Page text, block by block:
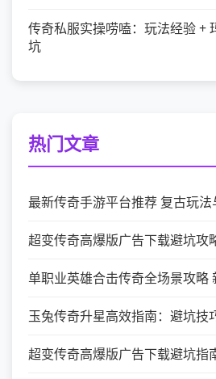
传奇私服实操唠嗑：玩法经验 +
坑
热门文章
最新传奇手游平台推荐 复古玩
超变传奇高爆版广告下载避坑攻
单职业英雄合击传奇全场景攻略
玉兔传奇升星高效指南：避坑技
超变传奇高爆版广告下载避坑指